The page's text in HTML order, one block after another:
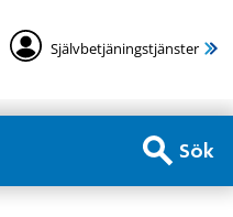
Självbetjäningstjänster
Sök